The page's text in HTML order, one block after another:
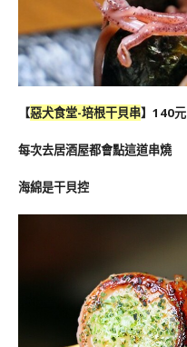
【惡犬食堂-培根干貝串】140元
每次去居酒屋都會點這道串燒
海綿是干貝控